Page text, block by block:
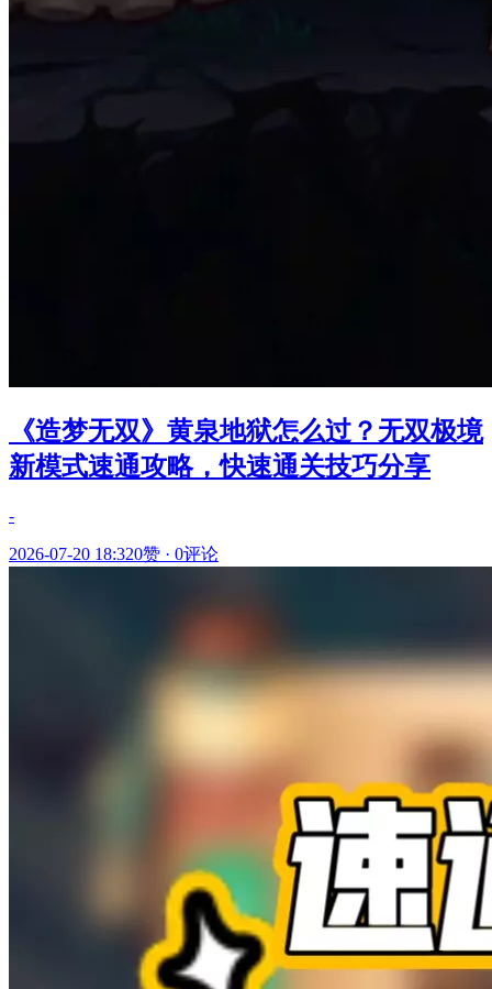
《造梦无双》黄泉地狱怎么过？无双极境
新模式速通攻略，快速通关技巧分享
-
2026-07-20 18:320赞 · 0评论